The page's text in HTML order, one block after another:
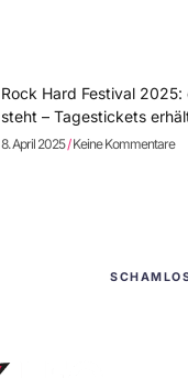
Rock Hard Festival
steht – Tagestickets
8. April 2025 Keine Kommentare